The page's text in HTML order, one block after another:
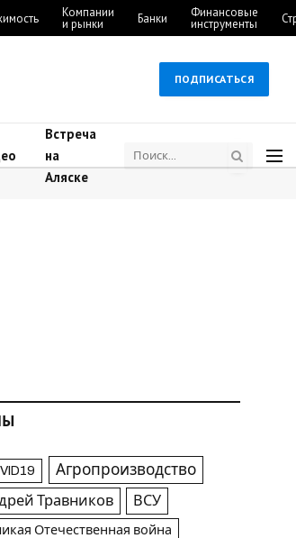
Компании
и рынки Банки Финансовые
инструменты
ПОДПИСАТЬСЯ
Встреча
на
Аляске
Агропроизводство
Травников ВСУ
Отечественная война